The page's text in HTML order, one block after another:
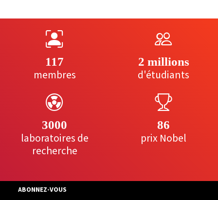
117
membres
2 millions
d'étudiants
3000
laboratoires de
recherche
86
prix Nobel
ABONNEZ-VOUS